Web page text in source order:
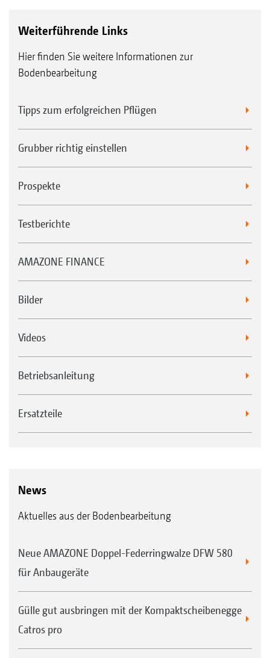
Weiterführende Links
Hier finden Sie weitere Informationen zur
Bodenbearbeitung
Tipps zum erfolgreichen Pflügen
Grubber richtig einstellen
Prospekte
Testberichte
AMAZONE FINANCE
Bilder
Videos
Betriebsanleitung
Ersatzteile
News
Aktuelles aus der Bodenbearbeitung
Neue AMAZONE Doppel-Federringwalze DFW 580
für Anbaugeräte
Gülle gut ausbringen mit der Kompaktscheibenegge
Catros pro